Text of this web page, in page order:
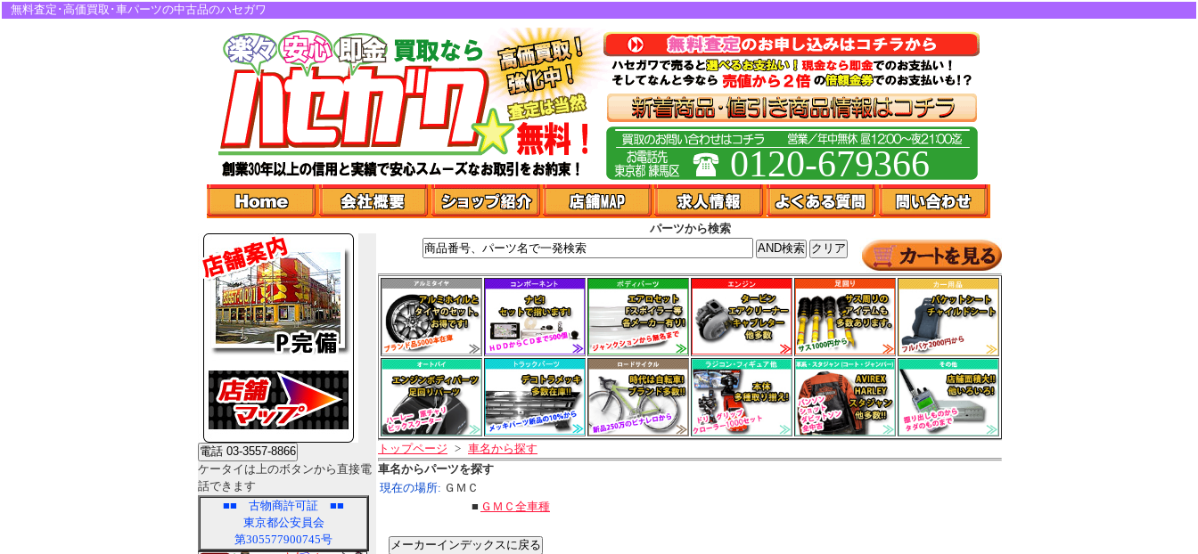
無料査定･高価買取･車パーツの中古品のハセガワ
0120-679366
ケータイは上のボタンから直接電
話できます
■■ 古物商許可証 ■■
東京都公安員会
第305577900745号
パーツから検索
トップページ > 車名から探す
車名からパーツを探す
現在の場所: ＧＭＣ
■ ＧＭＣ全車種